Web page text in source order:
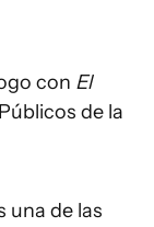
con El
de la
una de las